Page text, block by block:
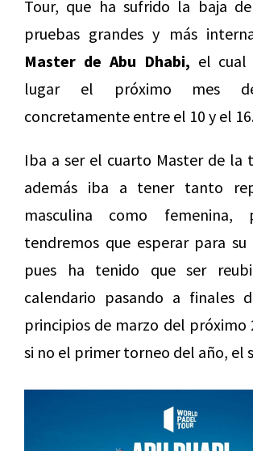
Tour, que ha sufrido la baja
pruebas grandes y más
Master de Abu Dhabi, el
lugar el próximo mes
concretamente entre el 10 y el
Iba a ser el cuarto Master de la
además iba a tener tanto
masculina como femenina,
tendremos que esperar para su
pues ha tenido que ser
calendario pasando a finales
principios de marzo del próximo
si no el primer torneo del año, el